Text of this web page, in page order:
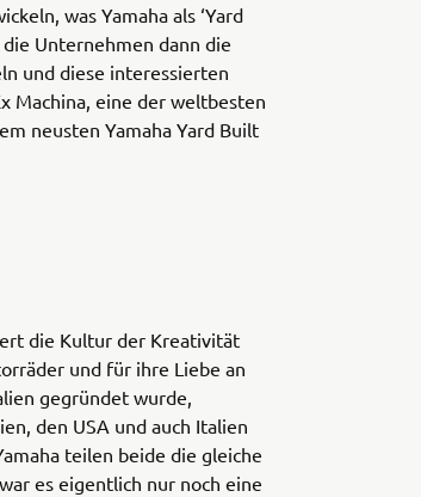
was Yamaha als ‘Yard
Unternehmen dann die
und diese interessierten
Machina, eine der weltbesten
neusten Yamaha Yard Built
die Kultur der Kreativität
und für ihre Liebe an
gegründet wurde,
den USA und auch Italien
teilen beide die gleiche
es eigentlich nur noch eine